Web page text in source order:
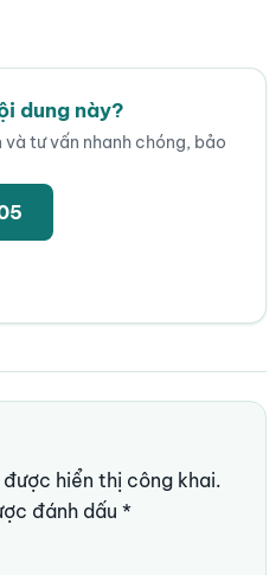
dung này?
tư vấn nhanh chóng, bảo
hiển thị công khai.
đánh dấu *